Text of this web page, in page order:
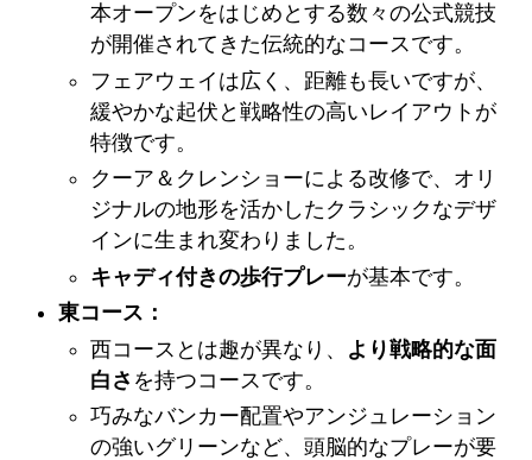
本オープンをはじめとする数々の公式競技
が開催されてきた伝統的なコースです。
フェアウェイは広く、距離も長いですが、
緩やかな起伏と戦略性の高いレイアウトが
特徴です。
クーア＆クレンショーによる改修で、オリ
ジナルの地形を活かしたクラシックなデザ
インに生まれ変わりました。
キャディ付きの歩行プレーが基本です。
東コース：
西コースとは趣が異なり、 より戦略的な面
白さ を持つコースです。
巧みなバンカー配置やアンジュレーション
の強いグリーンなど、頭脳的なプレーが要